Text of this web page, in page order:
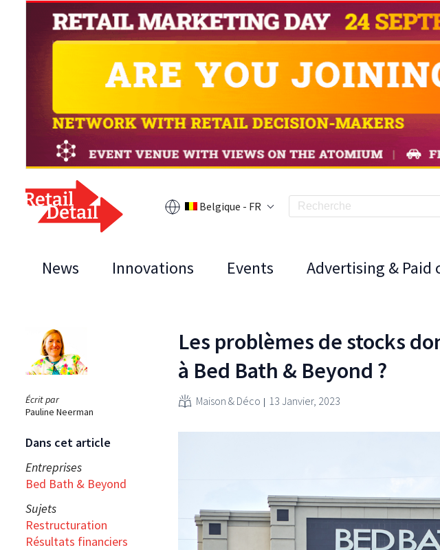
Belgique - FR
News Innovations Events Advertising & Paid
Écrit par
Pauline Neerman
Dans cet article
Entreprises
Bed Bath & Beyond
Sujets
Restructuration
Résultats financiers
Les problèmes de stocks
à Bed Bath & Beyond ?
Maison & Déco 13 Janvier, 2023